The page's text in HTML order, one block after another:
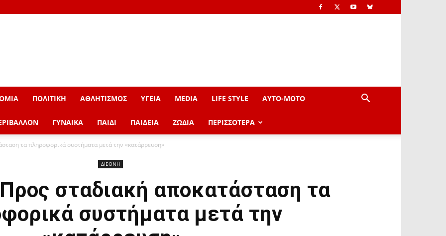
ΠΟΛΙΤΙΚΗ ΑΘΛΗΤΙΣΜΟΣ ΥΓΕΙΑ MEDIA LIFE STYLE AYTO-ΜOTO
ΓΥΝΑΙΚΑ ΠΑΙΔΙ ΠΑΙΔΕΙΑ ΖΩΔΙΑ ΠΕΡΙΣΣΟΤΕΡΑ
τα πληροφορικά συστήματα μετά την «κατάρρευση»
ΔΙΕΘΝΗ
σταδιακή αποκατάσταση τα
συστήματα μετά την